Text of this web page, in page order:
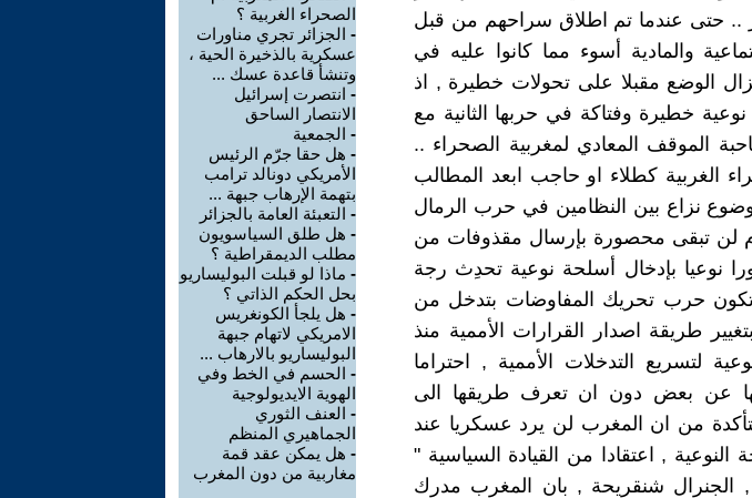
.. حتى عندما تم اطلاق سراحهم من قبل
والمادية أسوء مما كانوا عليه في
الوضع مقبلا على تحولات خطيرة , اذ
خطيرة وفتاكة في حربها الثانية مع
الموقف المعادي لمغربية الصحراء ..
الغربية كطلاء او حاجب ابعد المطالب
نزاع بين النظامين في حرب الرمال
اليوم لن تبقى محصورة بإرسال مقذوفات من
نوعيا بإدخال أسلحة نوعية تحدِث رجة
حرب تحريك المفاوضات بتدخل من
طريقة اصدار القرارات الأممية منذ
لتسريع التدخلات الأممية , احتراما
عن بعض دون ان تعرف طريقها الى
متأكدة من ان المغرب لن يرد عسكريا عند
, اعتقادا من القيادة السياسية "
, الجنرال شنقريحة , بان المغرب مدرك
الصحراء الغربية ؟
- الجزائر تجري مناورات
عسكرية بالذخيرة الحية ،
وتنشأ قاعدة عسك ...
- انتصرت إسرائيل
الانتصار الساحق
- الجمعية
- هل حقا جرّم الرئيس
الأمريكي دونالد ترامب
بتهمة الإرهاب جبهة ...
- التعبئة العامة بالجزائر
- هل طلق السياسويون
مطلب الديمقراطية ؟
- ماذا لو قبلت البوليساريو
بحل الحكم الذاتي ؟
- هل يلجأ الكونغريس
الامريكي لاتهام جبهة
البوليساريو بالارهاب ...
- الحسم في الخط وفي
الهوية الايديولوجية
- العنف الثوري
الجماهيري المنظم
- هل يمكن عقد قمة
مغاربية من دون المغرب